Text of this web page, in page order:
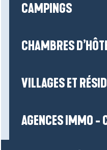
CAMPINGS
CHAMBRES
VILLAGES ET
AGENCES IMMO -
?
!